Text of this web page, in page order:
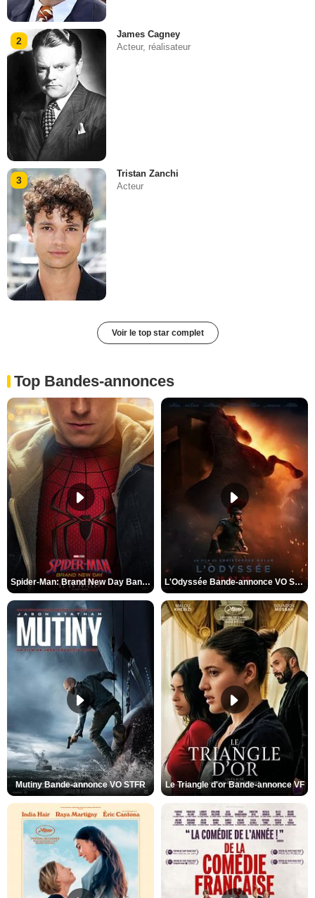
2
James Cagney
Acteur, réalisateur
3
Tristan Zanchi
Acteur
Voir le top star complet
Top Bandes-annonces
Spider-Man: Brand New Day Bande-annonce VO STFR L'Odyssée Bande-annonce VO STFR
Mutiny Bande-annonce VO STFR Le Triangle d'or Bande-annonce VF